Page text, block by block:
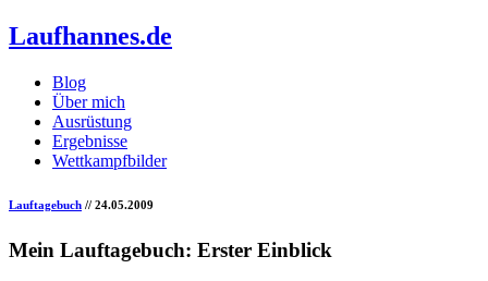
Laufhannes.de
Blog
Über mich
Ausrüstung
Ergebnisse
Wettkampfbilder
Lauftagebuch // 24.05.2009
Mein Lauftagebuch: Erster Einblick